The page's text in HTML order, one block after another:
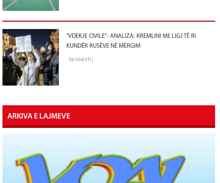
“VDEKJE CIVILE”- ANALIZA: KREMLINI ME LIGJ TË RI
KUNDËR RUSËVE NË MËRGIM
by voal.ch |
ARKIVA E LAJMEVE